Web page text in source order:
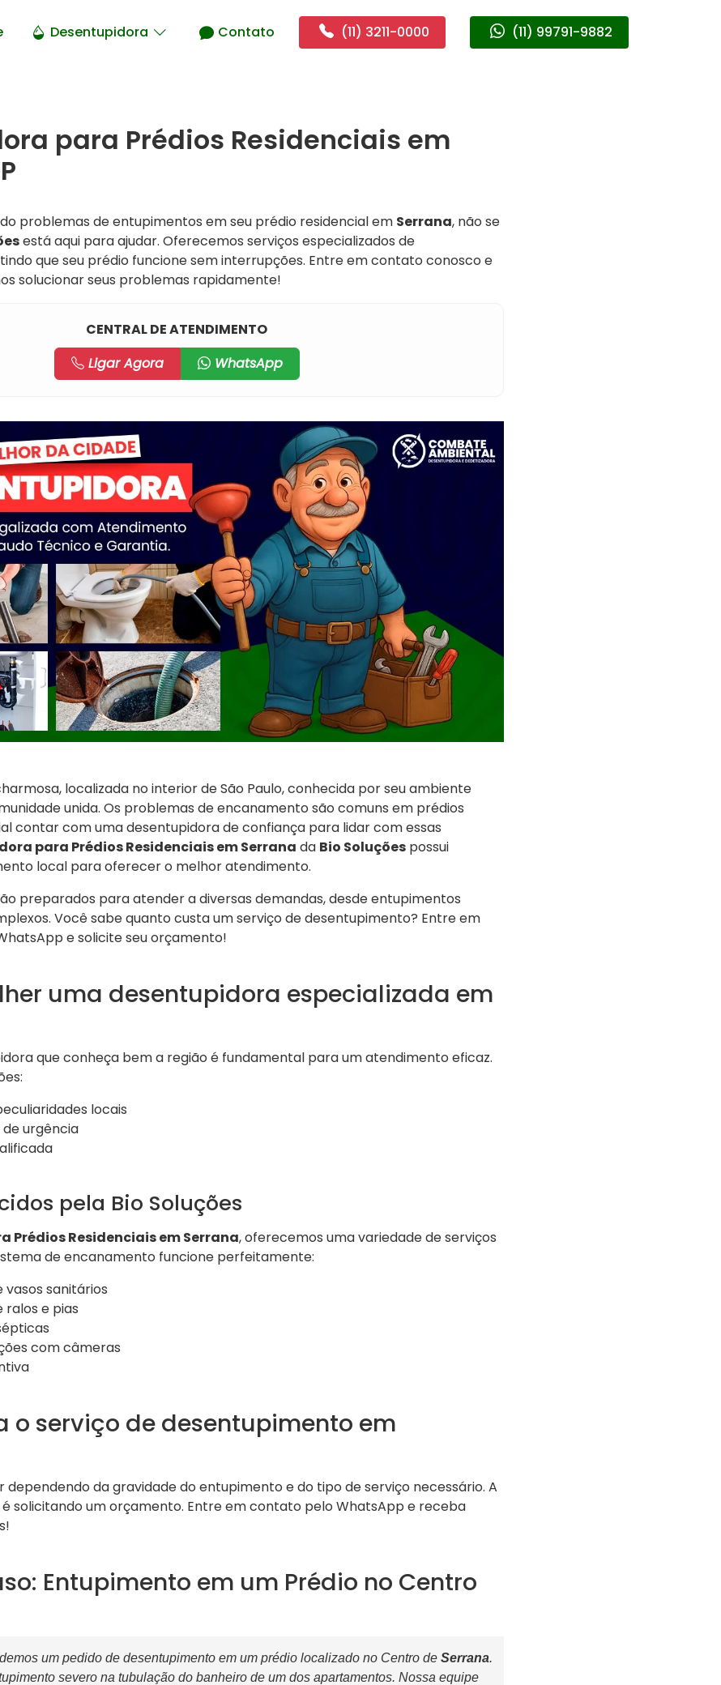
Desentupidora Contato (11) 3211-0000 (11) 99791-9882
para Prédios Residenciais em
problemas de entupimentos em seu prédio residencial em Serrana, não se
está aqui para ajudar. Oferecemos serviços especializados de
que seu prédio funcione sem interrupções. Entre em contato conosco e
solucionar seus problemas rapidamente!
CENTRAL DE ATENDIMENTO
Ligar Agora
WhatsApp
localizada no interior de São Paulo, conhecida por seu ambiente
unida. Os problemas de encanamento são comuns em prédios
contar com uma desentupidora de confiança para lidar com essas
para Prédios Residenciais em Serrana da Bio Soluçõespossui
local para oferecer o melhor atendimento.
preparados para atender a diversas demandas, desde entupimentos
Você sabe quanto custa um serviço de desentupimento? Entre em
e solicite seu orçamento!
uma desentupidora especializada em
que conheça bem a região é fundamental para um atendimento eficaz.
locais
urgência
pela Bio Soluções
Prédios Residenciais em Serrana, oferecemos uma variedade de serviços
de encanamento funcione perfeitamente:
sanitários
e pias
com câmeras
o serviço de desentupimento em
dependendo da gravidade do entupimento e do tipo de serviço necessário. A
solicitando um orçamento. Entre em contato pelo WhatsApp e receba
Entupimento em um Prédio no Centro
um pedido de desentupimento em um prédio localizado no Centro de Serrana.
severo na tubulação do banheiro de um dos apartamentos. Nossa equipe